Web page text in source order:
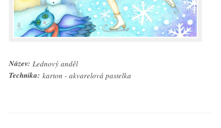
Název: Lednový anděl
Technika: karton - akvarelová pastelka